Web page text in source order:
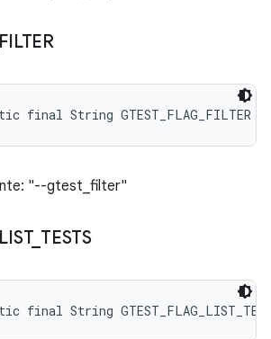
FILTER
final String GTEST_FLAG_FILTER
"--gtest_filter"
LIST_ TESTS
final String